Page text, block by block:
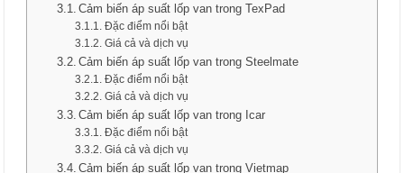
Cảm biến áp suất lốp van trong TexPad
Đặc điểm nổi bật
Giá cả và dịch vụ
Cảm biến áp suất lốp van trong Steelmate
Đặc điểm nổi bật
Giá cả và dịch vụ
Cảm biến áp suất lốp van trong Icar
Đặc điểm nổi bật
Giá cả và dịch vụ
Cảm biến áp suất lốp van trong Vietmap